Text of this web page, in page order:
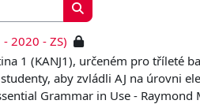
Kurse suchen
2020 - ZS)
1 (KANJ1), určeném pro tříleté
aby zvládli AJ na úrovni
Grammar in Use -